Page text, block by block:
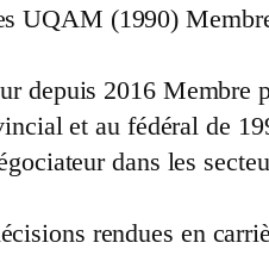
UQAM (1990)
depuis 2016 Membre
et au fédéral de
dans les
rendues en